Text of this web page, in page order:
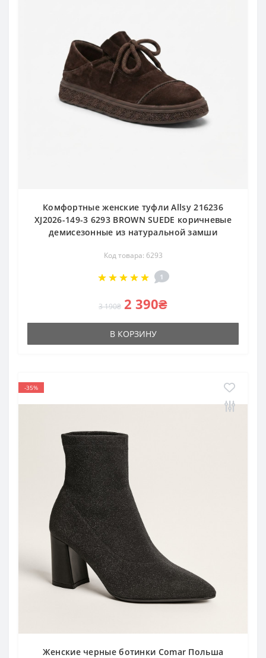
Комфортные женские туфли Allsy 216236
XJ2026-149-3 6293 BROWN SUEDE коричневые
демисезонные из натуральной замши
Код товара: 6293
1
3 190₴ 2 390₴
В КОРЗИНУ
-35%
Женские черные ботинки Comar Польша